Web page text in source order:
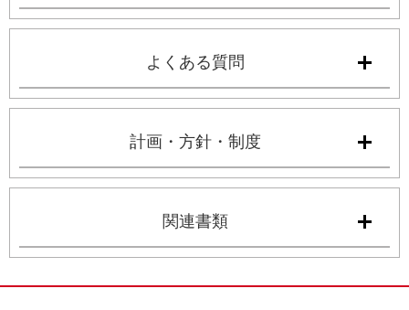
よくある質問
計画・方針・制度
関連書類